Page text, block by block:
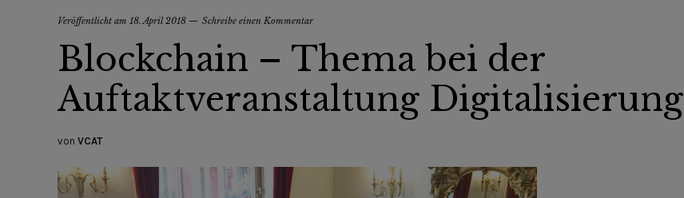
Veröffentlicht am 18. April 2018 Schreibe einen Kommentar
Blockchain – Thema bei der
Auftaktveranstaltung Digitalisierung
von VCAT